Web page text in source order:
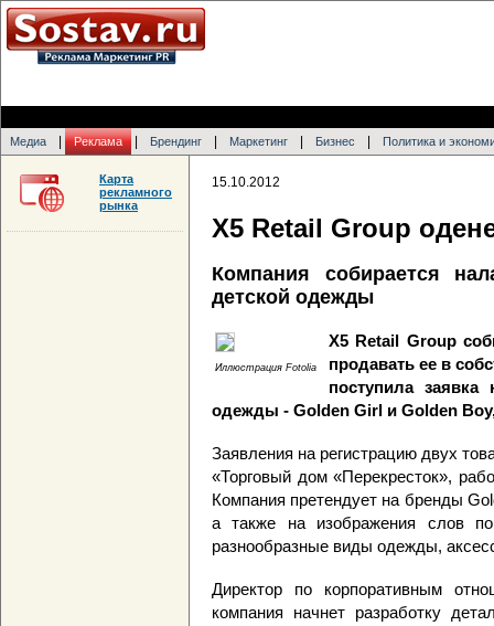
Медиа Реклама Брендинг Маркетинг Бизнес Политика и
15.10.2012
Х5 Retail Group
Компания собирается
детской одежды
Иллюстрация Fotolia
X5 Retail Group
продавать ее в
поступила
одежды - Golden Girl и Golden
Заявления на регистрацию двух
«Торговый дом «Перекресток»,
Компания претендует на бренды
а также на изображения слов
разнообразные виды одежды,
Директор по корпоративным
компания начнет разработку
Карта
рекламного
рынка